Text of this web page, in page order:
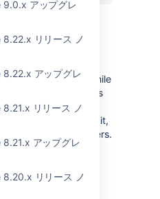
アップグレ
リリース ノ
アップグレ
リリース ノ
アップグレ
リリース ノ
and show errors while
some actions. This
postgreSQL
and
To work around it,
by 1GB per million users.
in the next bugfix